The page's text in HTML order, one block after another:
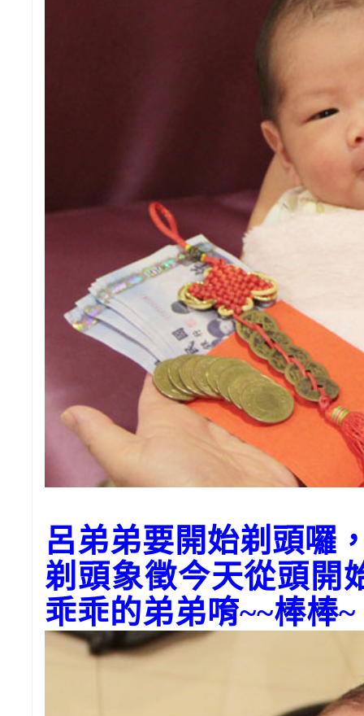
呂弟弟要開始剃頭囉
剃頭象徵今天從頭開
乖乖的弟弟唷~~棒棒~